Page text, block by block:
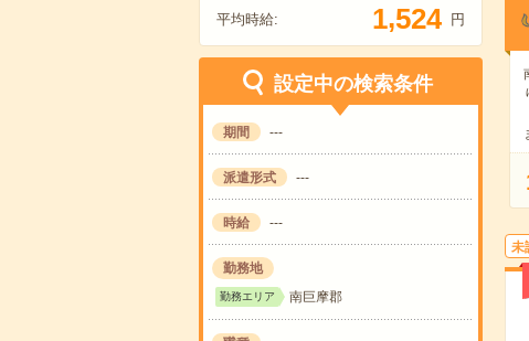
平均時給: 1,524 円
設定中の検索条件
期間 ---
派遣形式 ---
時給 ---
勤務地
勤務エリア 南巨摩郡
未